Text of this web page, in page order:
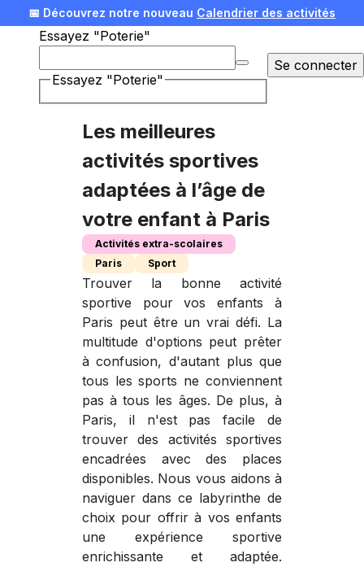
📅 Découvrez notre nouveau Calendrier des activités
🎄 Offrez une expérience pour Noël !
Essayez "Poterie"
Essayez "Poterie"
Se connecter
Les meilleures
activités sportives
adaptées à l’âge de
votre enfant à Paris
Activités extra-scolaires
Paris
Sport
Trouver la bonne activité
sportive pour vos enfants à
Paris peut être un vrai défi. La
multitude d'options peut prêter
à confusion, d'autant plus que
tous les sports ne conviennent
pas à tous les âges. De plus, à
Paris, il n'est pas facile de
trouver des activités sportives
encadrées avec des places
disponibles. Nous vous aidons à
naviguer dans ce labyrinthe de
choix pour offrir à vos enfants
une expérience sportive
enrichissante et adaptée.